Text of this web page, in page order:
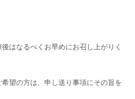
はなるべくお早めにお召し上がりく
望の方は、申し送り事項にその旨を